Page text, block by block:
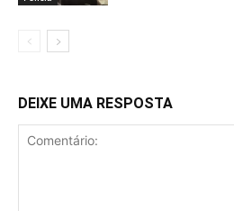
DEIXE UMA RESPOSTA